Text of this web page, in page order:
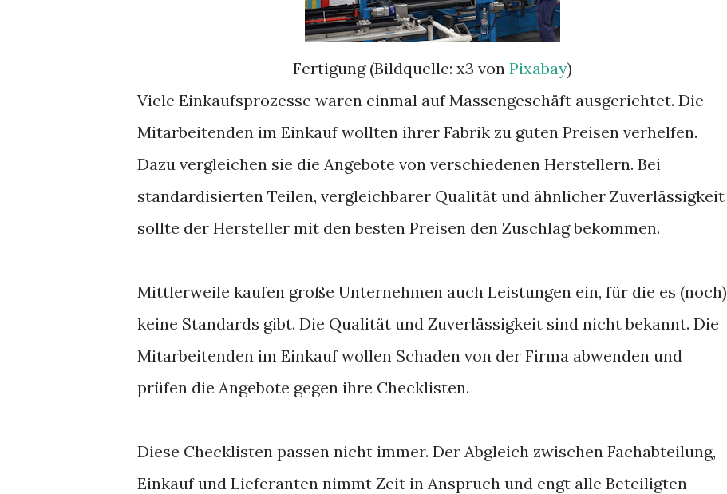
Fertigung (Bildquelle: x3 von Pixabay)
Viele Einkaufsprozesse waren einmal auf Massengeschäft ausgerichtet. Die
Mitarbeitenden im Einkauf wollten ihrer Fabrik zu guten Preisen verhelfen.
Dazu vergleichen sie die Angebote von verschiedenen Herstellern. Bei
standardisierten Teilen, vergleichbarer Qualität und ähnlicher Zuverlässigkeit
sollte der Hersteller mit den besten Preisen den Zuschlag bekommen.
Mittlerweile kaufen große Unternehmen auch Leistungen ein, für die es (noch)
keine Standards gibt. Die Qualität und Zuverlässigkeit sind nicht bekannt. Die
Mitarbeitenden im Einkauf wollen Schaden von der Firma abwenden und
prüfen die Angebote gegen ihre Checklisten.
Diese Checklisten passen nicht immer. Der Abgleich zwischen Fachabteilung,
Einkauf und Lieferanten nimmt Zeit in Anspruch und engt alle Beteiligten